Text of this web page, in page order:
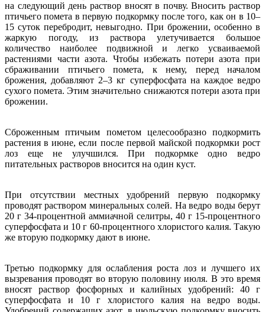
на следующий день раствор вносят в почву. Вносить раствор
птичьего помета в первую подкормку после того, как он в 10–
15 суток перебродит, невыгодно. При брожении, особенно в
жаркую погоду, из раствора улетучивается большое
количество наиболее подвижной и легко усваиваемой
растениями части азота. Чтобы избежать потери азота при
сбраживании птичьего помета, к нему, перед началом
брожения, добавляют 2–3 кг суперфосфата на каждое ведро
сухого помета. Этим значительно снижаются потери азота при
брожении.
Сброженным птичьим пометом целесообразно подкормить
растения в июне, если после первой майской подкормки рост
лоз еще не улучшился. При подкормке одно ведро
питательных растворов вносится на один куст.
При отсутствии местных удобрений первую подкормку
проводят раствором минеральных солей. На ведро воды берут
20 г 34-процентной аммиачной селитры, 40 г 15-процентного
суперфосфата и 10 г 60-процентного хлористого калия. Такую
же вторую подкормку дают в июне.
Третью подкормку для ослабления роста лоз и лучшего их
вызревания проводят во вторую половину июля. В это время
вносят раствор фосфорных и калийных удобрений: 40 г
суперфосфата и 10 г хлористого калия на ведро воды.